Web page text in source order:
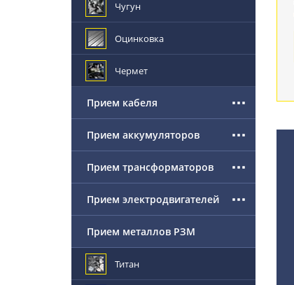
Чугун
Оцинковка
Чермет
Прием кабеля
Прием аккумуляторов
Прием трансформаторов
Прием электродвигателей
Прием металлов РЗМ
Титан